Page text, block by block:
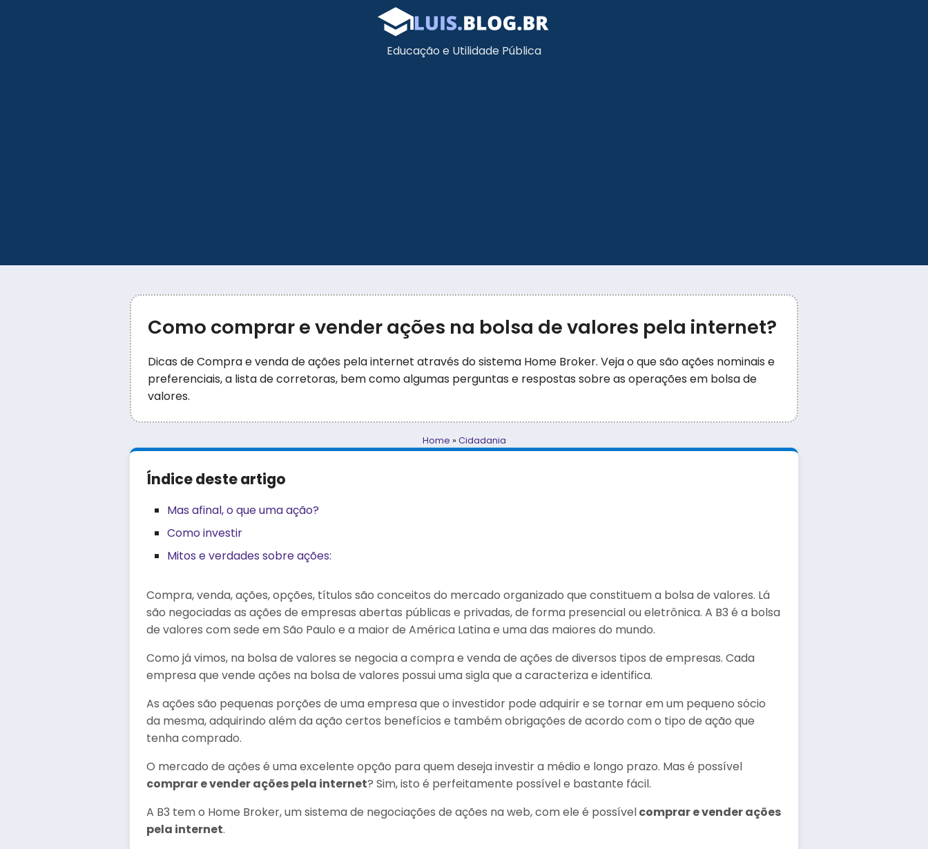
Educação e Utilidade Pública
Como comprar e vender ações na bolsa de valores pela internet?
Dicas de Compra e venda de ações pela internet através do sistema Home Broker. Veja o que são ações nominais e
preferenciais, a lista de corretoras, bem como algumas perguntas e respostas sobre as operações em bolsa de
valores.
Home » Cidadania
Índice deste artigo
Mas afinal, o que uma ação?
Como investir
Mitos e verdades sobre ações:
Compra, venda, ações, opções, títulos são conceitos do mercado organizado que constituem a bolsa de valores. Lá
são negociadas as ações de empresas abertas públicas e privadas, de forma presencial ou eletrônica. A B3 é a bolsa
de valores com sede em São Paulo e a maior de América Latina e uma das maiores do mundo.
Como já vimos, na bolsa de valores se negocia a compra e venda de ações de diversos tipos de empresas. Cada
empresa que vende ações na bolsa de valores possui uma sigla que a caracteriza e identifica.
As ações são pequenas porções de uma empresa que o investidor pode adquirir e se tornar em um pequeno sócio
da mesma, adquirindo além da ação certos benefícios e também obrigações de acordo com o tipo de ação que
tenha comprado.
O mercado de ações é uma excelente opção para quem deseja investir a médio e longo prazo. Mas é possível
comprar e vender ações pela internet? Sim, isto é perfeitamente possível e bastante fácil.
A B3 tem o Home Broker, um sistema de negociações de ações na web, com ele é possívelcomprar e vender ações
pela internet.